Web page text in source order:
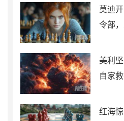
莫迪
令部
美利
自家
红海